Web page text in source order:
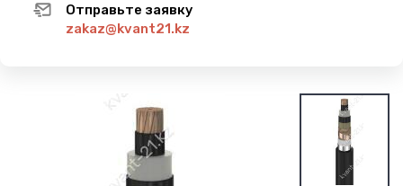
Отправьте заявку
zakaz@kvant21.kz